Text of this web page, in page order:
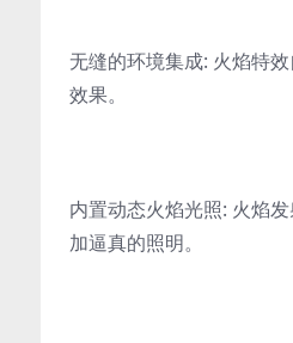
无缝的环境集成: 火焰特
效果。
内置动态火焰光照: 火焰
加逼真的照明。